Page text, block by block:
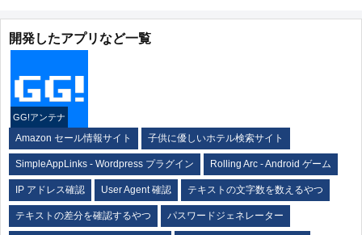
開発したアプリなど一覧
GG!アンテナ
Amazon セール情報サイト 子供に優しいホテル検索サイト
SimpleAppLinks - Wordpress プラグイン Rolling Arc - Android ゲーム
IP アドレス確認 User Agent 確認 テキストの文字数を数えるやつ
テキストの差分を確認するやつ パスワードジェネレーター